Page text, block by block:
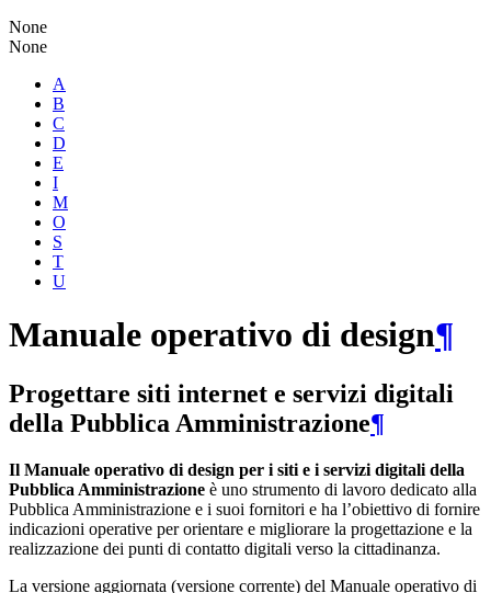
None
None
A
B
C
D
E
I
M
O
S
T
U
Manuale operativo di design¶
Progettare siti internet e servizi digitali
della Pubblica Amministrazione¶
Il Manuale operativo di design per i siti e i servizi digitali della
Pubblica Amministrazione è uno strumento di lavoro dedicato alla
Pubblica Amministrazione e i suoi fornitori e ha l’obiettivo di fornire
indicazioni operative per orientare e migliorare la progettazione e la
realizzazione dei punti di contatto digitali verso la cittadinanza.
La versione aggiornata (versione corrente) del Manuale operativo di